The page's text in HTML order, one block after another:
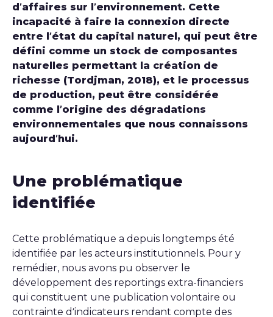
d’affaires sur l’environnement. Cette
incapacité à faire la connexion directe
entre l’état du capital naturel, qui peut être
défini comme un stock de composantes
naturelles permettant la création de
richesse (Tordjman, 2018), et le processus
de production, peut être considérée
comme l’origine des dégradations
environnementales que nous connaissons
aujourd’hui.
Une problématique
identifiée
Cette problématique a depuis longtemps été
identifiée par les acteurs institutionnels. Pour y
remédier, nous avons pu observer le
développement des reportings extra-financiers
qui constituent une publication volontaire ou
contrainte d’indicateurs rendant compte des